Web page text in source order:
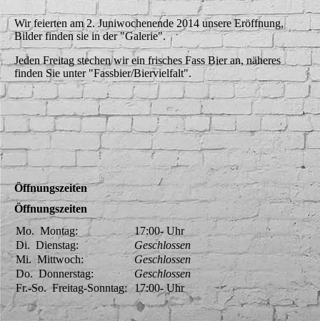
Wir feierten am 2. Juniwochenende 2014 unsere Eröffnung,
Bilder finden sie in der "Galerie".
Jeden Freitag stechen wir ein frisches Fass Bier an, näheres
finden Sie unter "Fassbier/Biervielfalt".
Öffnungszeiten
Öffnungszeiten
Mo. Montag: 17:00-Uhr
Di. Dienstag:
Geschlossen
Mi. Mittwoch:
Geschlossen
Do. Donnerstag:
Geschlossen
Fr.-So.Freitag-Sonntag:17:00-Uhr